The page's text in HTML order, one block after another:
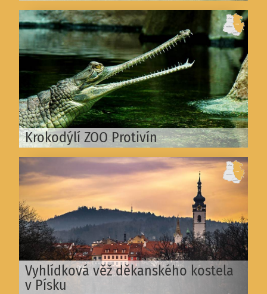
Krokodýlí ZOO Protivín
Vyhlídková věž děkanského kostela
v Písku